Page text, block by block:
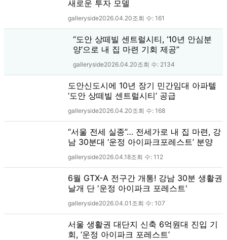
새로운 투자 모델
galleryside2026.04.20조회 수: 161
“도안 상떼빌 센트럴시티, ‘10년 안심분
양’으로 내 집 마련 기회 제공”
galleryside2026.04.20조회 수: 2134
도안신도시에 10년 장기 민간임대 아파텔
‘도안 상떼빌 센트럴시티’ 공급
galleryside2026.04.20조회 수: 168
“서울 전세 실종”… 전세가로 내 집 마련, 강
남 30분대 ‘운정 아이파크포레스트’ 분양
galleryside2026.04.18조회 수: 112
6월 GTX-A 전구간 개통! 강남 30분 생활권
날개 단 '운정 아이파크 포레스트'
galleryside2026.04.01 조회 수: 107
서울 생활권 대단지 신축 6억원대 진입 기
회, ‘운정 아이파크 포레스트’